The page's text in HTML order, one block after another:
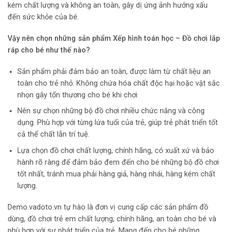
kém chất lượng và không an toàn, gây dị ứng ảnh hưởng xấu
đến sức khỏe của bé.
Vậy nên chọn những sản phẩm Xếp hình toán học – Đồ chơi lắp
ráp cho bé như thế nào?
Sản phẩm phải đảm bảo an toàn, được làm từ chất liệu an
toàn cho trẻ nhỏ. Không chứa hóa chất độc hại hoặc vật sắc
nhọn gây tổn thương cho bé khi chơi
Nên sự chọn những bộ đồ chơi nhiều chức năng và công
dụng. Phù hợp với từng lứa tuổi của trẻ, giúp trẻ phát triển tốt
cả thể chất lẫn trí tuệ.
Lựa chọn đồ chơi chất lượng, chính hãng, có xuất xứ và bảo
hành rõ ràng để đảm bảo đem đến cho bé những bộ đồ chơi
tốt nhất, tránh mua phải hàng giả, hàng nhái, hàng kém chất
lượng.
Demo.vadoto.vn tự hào là đơn vị cung cấp các sản phẩm đồ
dùng, đồ chơi trẻ em chất lượng, chính hãng, an toàn cho bé và